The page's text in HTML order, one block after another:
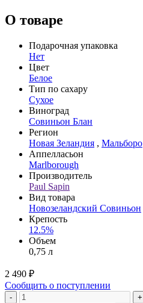
О товаре
Подарочная упаковка
Нет
Цвет
Белое
Тип по сахару
Сухое
Виноград
Совиньон Блан
Регион
Новая Зеландия , Мальборо
Аппелласьон
Marlborough
Производитель
Paul Sapin
Вид товара
Новозеландский Совиньон
Крепость
12.5%
Объем
0,75 л
2 490 ₽
Сообщить о поступлении
- +